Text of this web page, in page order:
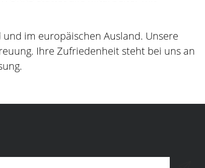
im europäischen Ausland. Unsere
Ihre Zufriedenheit steht bei uns an